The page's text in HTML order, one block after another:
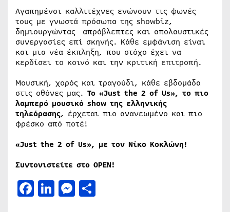
Αγαπημένοι καλλιτέχνες ενώνουν τις φωνές
τους με γνωστά πρόσωπα της showbiz,
δημιουργώντας απρόβλεπτες και απολαυστικές
συνεργασίες επί σκηνής. Κάθε εμφάνιση είναι
και μια νέα έκπληξη, που στόχο έχει να
κερδίσει το κοινό και την κριτική επιτροπή.
Μουσική, χορός και τραγούδι, κάθε εβδομάδα
στις οθόνες μας. Το «Just the 2 of Us», το πιο
λαμπερό μουσικό show της ελληνικής
τηλεόρασης, έρχεται πιο ανανεωμένο και πιο
φρέσκο από ποτέ!
«Just the 2 of Us», με τον Νίκο Κοκλώνη!
Συντονιστείτε στο OPEN!
Facebook
LinkedIn
Messenger